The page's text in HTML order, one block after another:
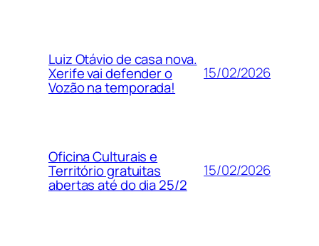
Luiz Otávio de casa nova.
Xerife vai defender o
Vozão na temporada!
15/02/2026
Oficina Culturais e
Território gratuitas
abertas até do dia 25/2
15/02/2026